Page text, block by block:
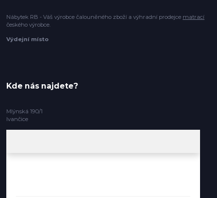
Nábytek RB - Váš výrobce čalouněného zboží a výhradní prodejce matrací
českého výrobce.
Výdejní místo
Kde nás najdete?
Mlýnská 190/1
Ivančice